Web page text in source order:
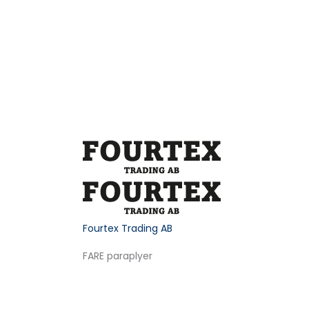
Fourtex Trading AB
FARE paraplyer